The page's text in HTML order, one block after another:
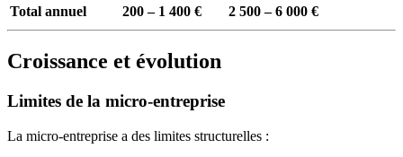
Total annuel
200 – 1 400 € 2 500 – 6 000 €
Croissance et évolution
Limites de la micro-entreprise
La micro-entreprise a des limites structurelles :